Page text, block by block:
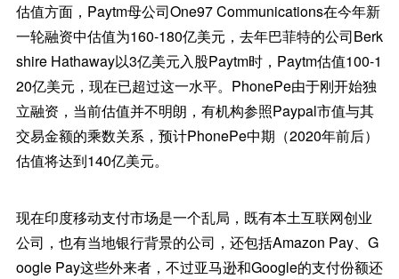
估值方面，Paytm母公司One97 Communications在今年新
一轮融资中估值为160-180亿美元，去年巴菲特的公司Berk
shire Hathaway以3亿美元入股Paytm时，Paytm估值100-1
20亿美元，现在已超过这一水平。PhonePe由于刚开始独
立融资，当前估值并不明朗，有机构参照Paypal市值与其
交易金额的乘数关系，预计PhonePe中期（2020年前后）
估值将达到140亿美元。
现在印度移动支付市场是一个乱局，既有本土互联网创业
公司，也有当地银行背景的公司，还包括Amazon Pay、G
oogle Pay这些外来者，不过亚马逊和Google的支付份额还